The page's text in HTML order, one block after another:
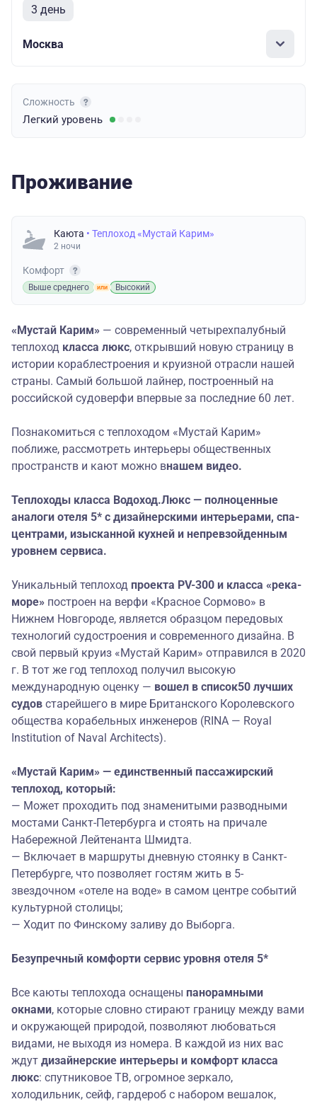
3 день
Москва
Сложность
Легкий уровень
Проживание
Каюта • Теплоход «Мустай Карим»
2 ночи
Комфорт
Выше среднего Высокий
«Мустай Карим» — современный четырехпалубный
теплоход класса люкс, открывший новую страницу в
истории кораблестроения и круизной отрасли нашей
страны. Самый большой лайнер, построенный на
российской судоверфи впервые за последние 60 лет.
Познакомиться с теплоходом «Мустай Карим»
поближе, рассмотреть интерьеры общественных
пространств и кают можно внашем видео.
Теплоходы класса Водоход.Люкс — полноценные
аналоги отеля 5* с дизайнерскими интерьерами, спа-
центрами, изысканной кухней и непревзойденным
уровнем сервиса.
Уникальный теплоход проекта PV-300 и класса «река-
море» построен на верфи «Красное Сормово» в
Нижнем Новгороде, является образцом передовых
технологий судостроения и современного дизайна. В
свой первый круиз «Мустай Карим» отправился в 2020
г. В тот же год теплоход получил высокую
международную оценку — вошел в список50 лучших
судов старейшего в мире Британского Королевского
общества корабельных инженеров (RINA — Royal
Institution of Naval Architects).
«Мустай Карим» — единственный пассажирский
теплоход, который:
— Может проходить под знаменитыми разводными
мостами Санкт-Петербурга и стоять на причале
Набережной Лейтенанта Шмидта.
— Включает в маршруты дневную стоянку в Санкт-
Петербурге, что позволяет гостям жить в 5-
звездочном «отеле на воде» в самом центре событий
культурной столицы;
— Ходит по Финскому заливу до Выборга.
Безупречный комфорти сервис уровня отеля 5*
Все каюты теплохода оснащены панорамными
окнами, которые словно стирают границу между вами
и окружающей природой, позволяют любоваться
видами, не выходя из номера. В каждой из них вас
ждут дизайнерские интерьеры и комфорт класса
люкс: спутниковое ТВ, огромное зеркало,
холодильник, сейф, гардероб с набором вешалок,